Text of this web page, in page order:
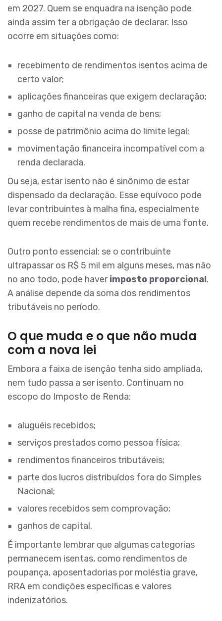
em 2027. Quem se enquadra na isenção pode
ainda assim ter a obrigação de declarar. Isso
ocorre em situações como:
recebimento de rendimentos isentos acima de
certo valor;
aplicações financeiras que exigem declaração;
ganho de capital na venda de bens;
posse de patrimônio acima do limite legal;
movimentação financeira incompatível com a
renda declarada.
Ou seja, estar isento não é sinônimo de estar
dispensado da declaração. Esse equívoco pode
levar contribuintes à malha fina, especialmente
quem recebe rendimentos de mais de uma fonte.
Outro ponto essencial: se o contribuinte
ultrapassar os R$ 5 mil em alguns meses, mas não
no ano todo, pode haverimposto proporcional.
A análise depende da soma dos rendimentos
tributáveis no período.
O que muda e o que não muda
com a nova lei
Embora a faixa de isenção tenha sido ampliada,
nem tudo passa a ser isento. Continuam no
escopo do Imposto de Renda:
aluguéis recebidos;
serviços prestados como pessoa física;
rendimentos financeiros tributáveis;
parte dos lucros distribuídos fora do Simples
Nacional;
valores recebidos sem comprovação;
ganhos de capital.
É importante lembrar que algumas categorias
permanecem isentas, como rendimentos de
poupança, aposentadorias por moléstia grave,
RRA em condições específicas e valores
indenizatórios.